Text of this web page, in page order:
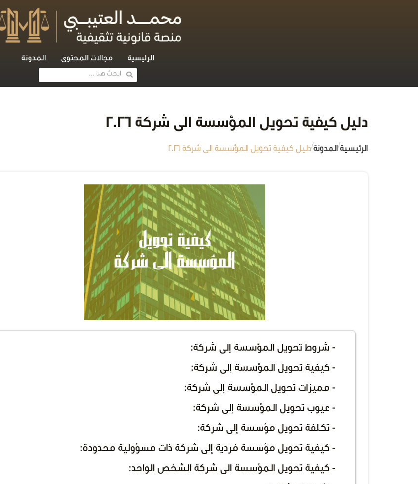
الرئيسية مجالات المحتوى المدونة
دليل كيفية تحويل المؤسسة الى شركة 2026
الرئيسية/المدونة/دليل كيفية تحويل المؤسسة الى شركة 2026
- شروط تحويل المؤسسة إلى شركة:
- كيفية تحويل المؤسسة إلى شركة:
- مميزات تحويل المؤسسة إلى شركة:
- عيوب تحويل المؤسسة إلى شركة:
- تكلفة تحويل مؤسسة إلى شركة:
- كيفية تحويل مؤسسة فردية إلى شركة ذات مسؤولية محدودة:
- كيفية تحويل المؤسسة الى شركة الشخص الواحد: